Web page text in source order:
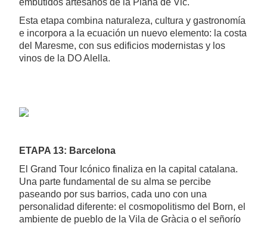
embutidos artesanos de la Plana de Vic.
Esta etapa combina naturaleza, cultura y gastronomía
e incorpora a la ecuación un nuevo elemento: la costa
del Maresme, con sus edificios modernistas y los
vinos de la DO Alella.
ETAPA 13: Barcelona
El Grand Tour Icónico finaliza en la capital catalana.
Una parte fundamental de su alma se percibe
paseando por sus barrios, cada uno con una
personalidad diferente: el cosmopolitismo del Born, el
ambiente de pueblo de la Vila de Gràcia o el señorío